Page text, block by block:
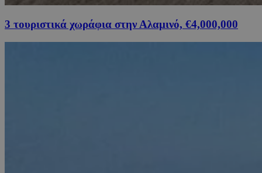
3 τουριστικά χωράφια στην Αλαμινό, €4,000,000